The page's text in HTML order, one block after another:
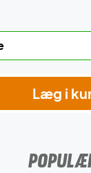
Læg i